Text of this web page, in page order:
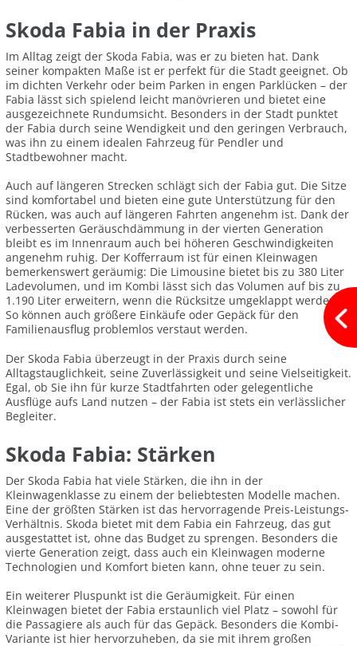
Skoda Fabia in der Praxis
Im Alltag zeigt der Skoda Fabia, was er zu bieten hat. Dank
seiner kompakten Maße ist er perfekt für die Stadt geeignet. Ob
im dichten Verkehr oder beim Parken in engen Parklücken – der
Fabia lässt sich spielend leicht manövrieren und bietet eine
ausgezeichnete Rundumsicht. Besonders in der Stadt punktet
der Fabia durch seine Wendigkeit und den geringen Verbrauch,
was ihn zu einem idealen Fahrzeug für Pendler und
Stadtbewohner macht.
Auch auf längeren Strecken schlägt sich der Fabia gut. Die Sitze
sind komfortabel und bieten eine gute Unterstützung für den
Rücken, was auch auf längeren Fahrten angenehm ist. Dank der
verbesserten Geräuschdämmung in der vierten Generation
bleibt es im Innenraum auch bei höheren Geschwindigkeiten
angenehm ruhig. Der Kofferraum ist für einen Kleinwagen
bemerkenswert geräumig: Die Limousine bietet bis zu 380 Liter
Ladevolumen, und im Kombi lässt sich das Volumen auf bis zu
1.190 Liter erweitern, wenn die Rücksitze umgeklappt werden.
So können auch größere Einkäufe oder Gepäck für den
Familienausflug problemlos verstaut werden.
Der Skoda Fabia überzeugt in der Praxis durch seine
Alltagstauglichkeit, seine Zuverlässigkeit und seine Vielseitigkeit.
Egal, ob Sie ihn für kurze Stadtfahrten oder gelegentliche
Ausflüge aufs Land nutzen – der Fabia ist stets ein verlässlicher
Begleiter.
Skoda Fabia: Stärken
Der Skoda Fabia hat viele Stärken, die ihn in der
Kleinwagenklasse zu einem der beliebtesten Modelle machen.
Eine der größten Stärken ist das hervorragende Preis-Leistungs-
Verhältnis. Skoda bietet mit dem Fabia ein Fahrzeug, das gut
ausgestattet ist, ohne das Budget zu sprengen. Besonders die
vierte Generation zeigt, dass auch ein Kleinwagen moderne
Technologien und Komfort bieten kann, ohne teuer zu sein.
Ein weiterer Pluspunkt ist die Geräumigkeit. Für einen
Kleinwagen bietet der Fabia erstaunlich viel Platz – sowohl für
die Passagiere als auch für das Gepäck. Besonders die Kombi-
Variante ist hier hervorzuheben, da sie mit ihrem großen